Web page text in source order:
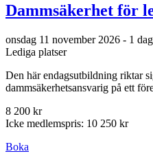
Dammsäkerhet för
onsdag 11 november 2026 - 1
Lediga platser
Den här endagsutbildning riktar
dammsäkerhetsansvarig på ett
8 200 kr
Icke medlemspris: 10 250 kr
Boka